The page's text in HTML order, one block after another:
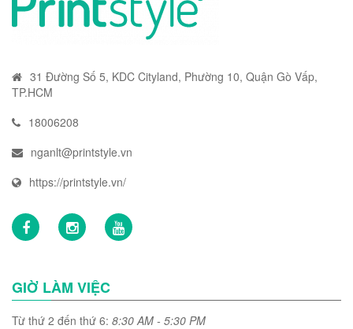
31 Đường Số 5, KDC Cityland, Phường 10, Quận Gò Vấp,
TP.HCM
18006208
nganlt@printstyle.vn
https://printstyle.vn/
GIỜ LÀM VIỆC
Từ thứ 2 đến thứ 6: 8:30 AM - 5:30 PM